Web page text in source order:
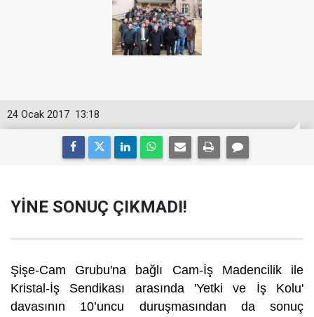
13:18
24 Ocak 2017
YİNE SONUÇ ÇIKMADI!
Şişe-Cam Grubu'na bağlı Cam-İş Madencilik ile
Kristal-İş Sendikası arasında 'Yetki ve İş Kolu'
davasının 10’uncu duruşmasından da sonuç